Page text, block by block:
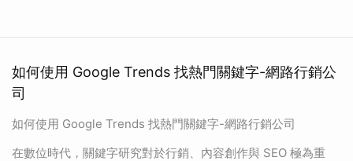
如何使用 Google Trends 找熱門關鍵字-網路行銷公
司
如何使用 Google Trends 找熱門關鍵字-網路行銷公司
在數位時代，關鍵字研究對於行銷、內容創作與 SEO 極為重